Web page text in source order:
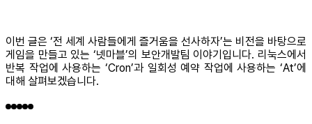
이번 글은 ‘전 세계 사람들에게 즐거움을 선사하자’는 비전을 바탕으로
게임을 만들고 있는 ‘넷마블’의 보안개발팀 이야기입니다. 리눅스에서
반복 작업에 사용하는 ‘Cron’과 일회성 예약 작업에 사용하는 ‘At’에
대해 살펴보겠습니다.